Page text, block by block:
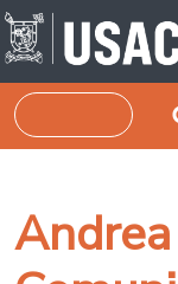
Skip to main content
Search